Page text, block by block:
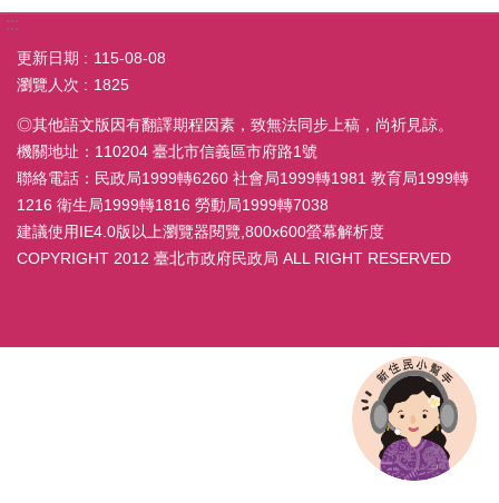
:::
更新日期
115-08-08
瀏覽人次
1825
◎其他語文版因有翻譯期程因素，致無法同步上稿，尚祈見諒。
機關地址：110204 臺北市信義區市府路1號
聯絡電話：民政局1999轉6260 社會局1999轉1981 教育局1999轉
1216 衛生局1999轉1816 勞動局1999轉7038
建議使用IE4.0版以上瀏覽器閱覽,800x600螢幕解析度
COPYRIGHT 2012 臺北市政府民政局 ALL RIGHT RESERVED